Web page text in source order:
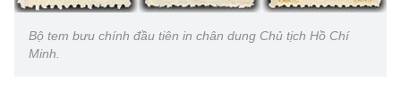
Bộ tem bưu chính đầu tiên in chân dung Chủ tịch Hồ Chí
Minh.